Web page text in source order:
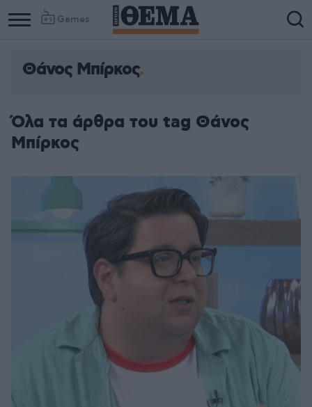
Games
Θάνος Μπίρκος
Όλα τα άρθρα του tag Θάνος
Μπίρκος